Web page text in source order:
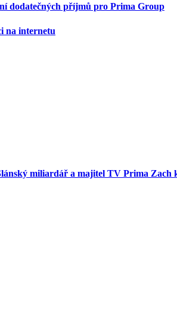
dodatečných příjmů pro Prima Group
na internetu
miliardář a majitel TV Prima Zach